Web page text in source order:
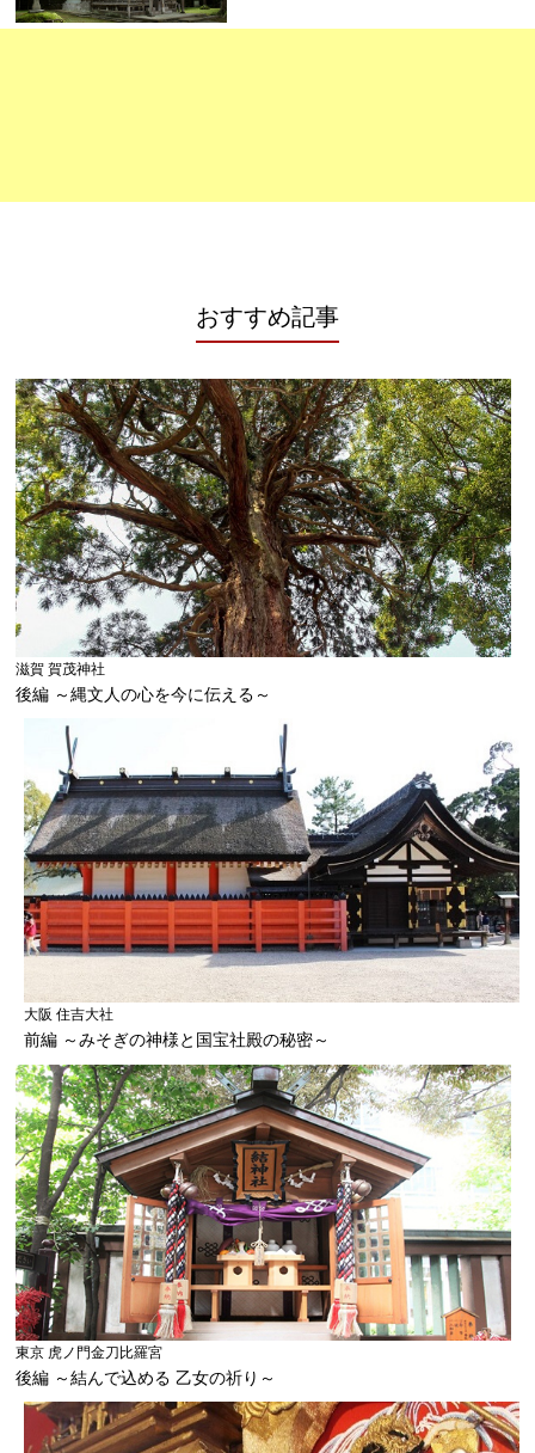
おすすめ記事
滋賀 賀茂神社
後編 ～縄文人の心を今に伝える～
大阪 住吉大社
前編 ～みそぎの神様と国宝社殿の秘密～
東京 虎ノ門金刀比羅宮
後編 ～結んで込める 乙女の祈り～